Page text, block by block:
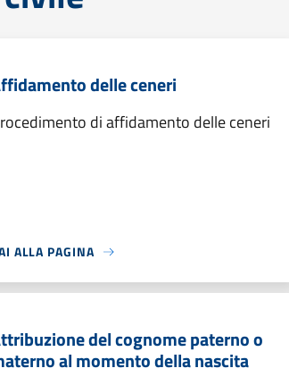
delle ceneri
di affidamento delle ceneri
ALLA PAGINA
del cognome paterno o
al momento della nascita